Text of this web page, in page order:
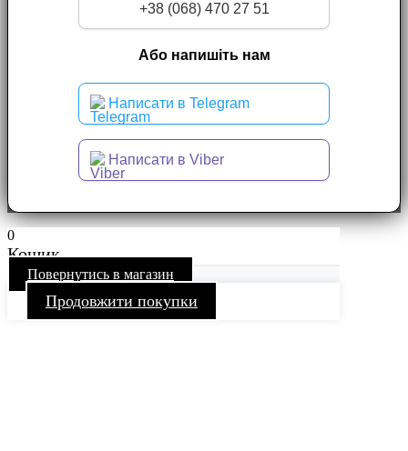
+38 (068) 470 27 51
Або напишіть нам
Написати в Telegram
Написати в Viber
0
Кошик
Повернутись в магазин
Продовжити покупки